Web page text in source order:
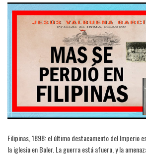
Filipinas, 1898: el último destacamento del Imperio
la iglesia en Baler. La guerra está afuera, y la